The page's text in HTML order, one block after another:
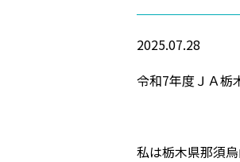
2025.07.28
令和7年度ＪＡ栃
私は栃木県那須